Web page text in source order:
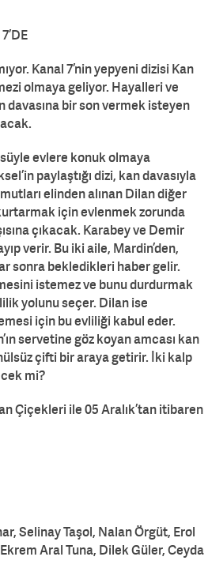
Kanal 7’nin yepyeni dizisi Kan
olmaya geliyor. Hayalleri ve
davasına bir son vermek isteyen
evlere konuk olmaya
paylaştığı dizi, kan davasıyla
elinden alınan Dilan diğer
için evlenmek zorunda
çıkacak. Karabey ve Demir
verir. Bu iki aile, Mardin’den,
sonra bekledikleri haber gelir.
istemez ve bunu durdurmak
yolunu seçer. Dilan ise
için bu evliliği kabul eder.
servetine göz koyan amcası kan
çifti bir araya getirir. İki kalp
mi?
Çiçekleri ile 05 Aralık’tan itibaren
Selinay Taşol, Nalan Örgüt, Erol
Aral Tuna, Dilek Güler, Ceyda